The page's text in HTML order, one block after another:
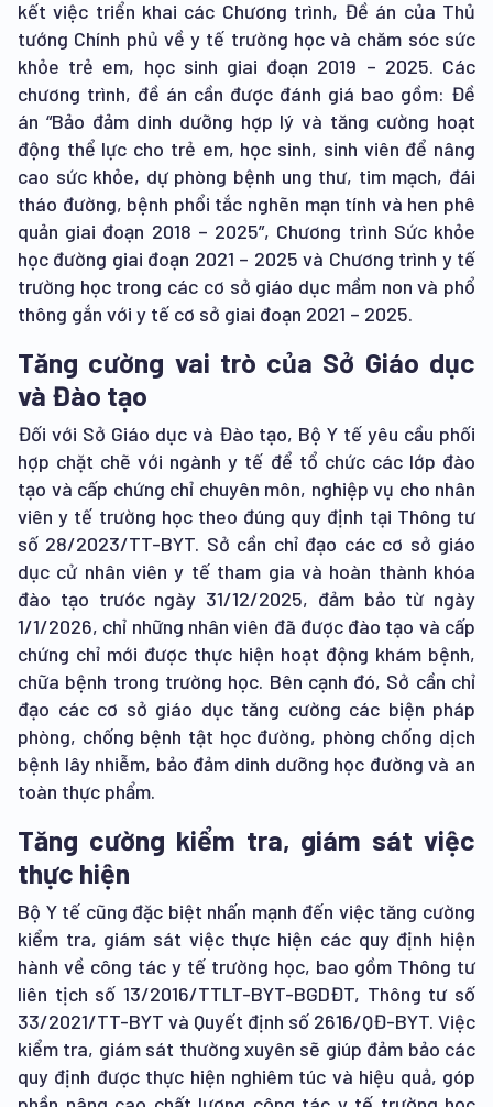
kết việc triển khai các Chương trình, Đề án của Thủ
tướng Chính phủ về y tế trường học và chăm sóc sức
khỏe trẻ em, học sinh giai đoạn 2019 – 2025. Các
chương trình, đề án cần được đánh giá bao gồm: Đề
án “Bảo đảm dinh dưỡng hợp lý và tăng cường hoạt
động thể lực cho trẻ em, học sinh, sinh viên để nâng
cao sức khỏe, dự phòng bệnh ung thư, tim mạch, đái
tháo đường, bệnh phổi tắc nghẽn mạn tính và hen phê
quản giai đoạn 2018 – 2025”, Chương trình Sức khỏe
học đường giai đoạn 2021 – 2025 và Chương trình y tế
trường học trong các cơ sở giáo dục mầm non và phổ
thông gắn với y tế cơ sở giai đoạn 2021 – 2025.
Tăng cường vai trò của Sở Giáo dục
và Đào tạo
Đối với Sở Giáo dục và Đào tạo, Bộ Y tế yêu cầu phối
hợp chặt chẽ với ngành y tế để tổ chức các lớp đào
tạo và cấp chứng chỉ chuyên môn, nghiệp vụ cho nhân
viên y tế trường học theo đúng quy định tại Thông tư
số 28/2023/TT-BYT. Sở cần chỉ đạo các cơ sở giáo
dục cử nhân viên y tế tham gia và hoàn thành khóa
đào tạo trước ngày 31/12/2025, đảm bảo từ ngày
1/1/2026, chỉ những nhân viên đã được đào tạo và cấp
chứng chỉ mới được thực hiện hoạt động khám bệnh,
chữa bệnh trong trường học. Bên cạnh đó, Sở cần chỉ
đạo các cơ sở giáo dục tăng cường các biện pháp
phòng, chống bệnh tật học đường, phòng chống dịch
bệnh lây nhiễm, bảo đảm dinh dưỡng học đường và an
toàn thực phẩm.
Tăng cường kiểm tra, giám sát việc
thực hiện
Bộ Y tế cũng đặc biệt nhấn mạnh đến việc tăng cường
kiểm tra, giám sát việc thực hiện các quy định hiện
hành về công tác y tế trường học, bao gồm Thông tư
liên tịch số 13/2016/TTLT-BYT-BGDĐT, Thông tư số
33/2021/TT-BYT và Quyết định số 2616/QĐ-BYT. Việc
kiểm tra, giám sát thường xuyên sẽ giúp đảm bảo các
quy định được thực hiện nghiêm túc và hiệu quả, góp